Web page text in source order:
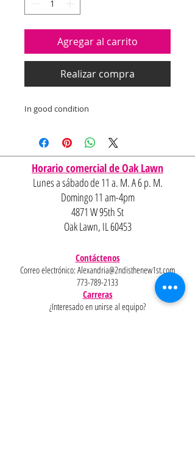
Agregar al carrito
Realizar compra
In good condition
Horario comercial de Oak Lawn
Lunes a sábado de 11 a. M. A 6 p. M.
Domingo 11 am-4pm
4871 W 95th St
Oak Lawn, IL 60453
Contáctenos
Correo electrónico: Alexandria@2ndisthenew1st.com
773-789-2133
Carreras
¿Interesado en unirse al equipo?